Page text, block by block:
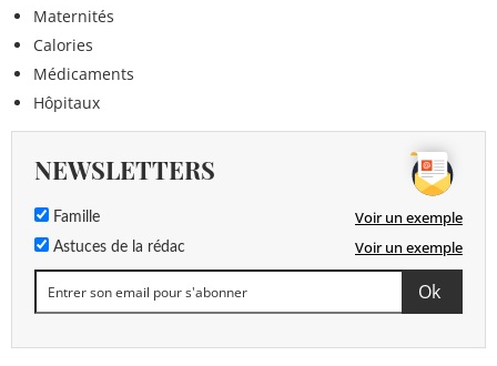
Maternités
Calories
Médicaments
Hôpitaux
NEWSLETTERS
Famille Voir un exemple
Astuces de la rédac Voir un exemple